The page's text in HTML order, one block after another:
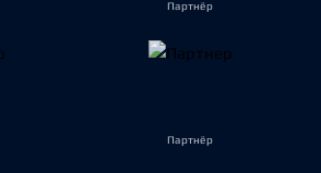
Партнёр
Партнёр